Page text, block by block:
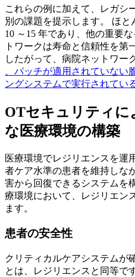
これらの例に加えて、レガシ
別の課題を提示します。 ほ
10 ～15 年であり、他の重要
トワークは寿命と信頼性を第
したがって、病院ネットワー
、パッチが適用されていない
ングシステムで実行されてい
OTセキュリティに
な医療環境の構築
医療環境でレジリエンスを運
者ケア水準の患者を維持しな
害から回復できるシステムを
療環境において、レジリエン
ます。
患者の安全性
クリティカルケアシステムが
とは、レジリエンスと同等で